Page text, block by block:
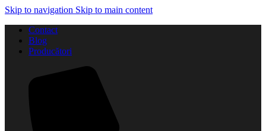
Skip to navigation Skip to main content
Contact
Blog
Producători